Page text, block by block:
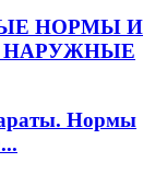
НОРМЫ И
НАРУЖНЫЕ
Нормы